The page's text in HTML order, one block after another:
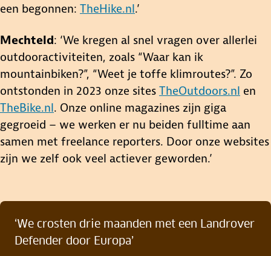
een begonnen: TheHike.nl.’
Mechteld: ‘We kregen al snel vragen over allerlei
outdooractiviteiten, zoals “Waar kan ik
mountainbiken?”, “Weet je toffe klimroutes?”. Zo
ontstonden in 2023 onze sites TheOutdoors.nl en
TheBike.nl. Onze online magazines zijn giga
gegroeid – we werken er nu beiden fulltime aan
samen met freelance reporters. Door onze websites
zijn we zelf ook veel actiever geworden.’
‘We crosten drie maanden met een Landrover
Defender door Europa’